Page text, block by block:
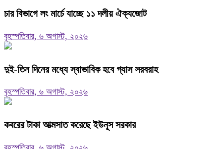
চার বিভাগে লং মার্চে যাচ্ছে ১১ দলীয় ঐক্যজোট
বৃহস্পতিবার, ৬ অগাস্ট, ২০২৬
দুই-তিন দিনের মধ্যে স্বাভাবিক হবে গ্যাস সরবরাহ
বৃহস্পতিবার, ৬ অগাস্ট, ২০২৬
কবরের টাকা আত্মসাত করেছে ইউনূস সরকার